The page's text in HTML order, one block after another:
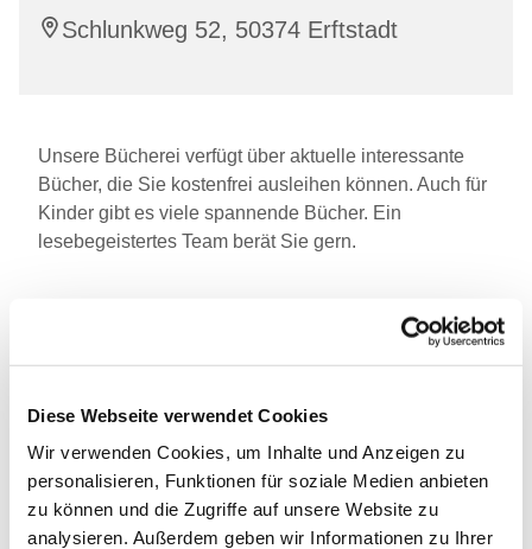
Diese Webseite verwendet Cookies
Wir verwenden Cookies, um Inhalte und Anzeigen zu
personalisieren, Funktionen für soziale Medien anbieten
zu können und die Zugriffe auf unsere Website zu
analysieren. Außerdem geben wir Informationen zu Ihrer
Schlunkweg 52, 50374 Erftstadt
Unsere Bücherei verfügt über aktuelle interessante
Bücher, die Sie kostenfrei ausleihen können. Auch für
Kinder gibt es viele spannende Bücher. Ein
lesebegeistertes Team berät Sie gern.